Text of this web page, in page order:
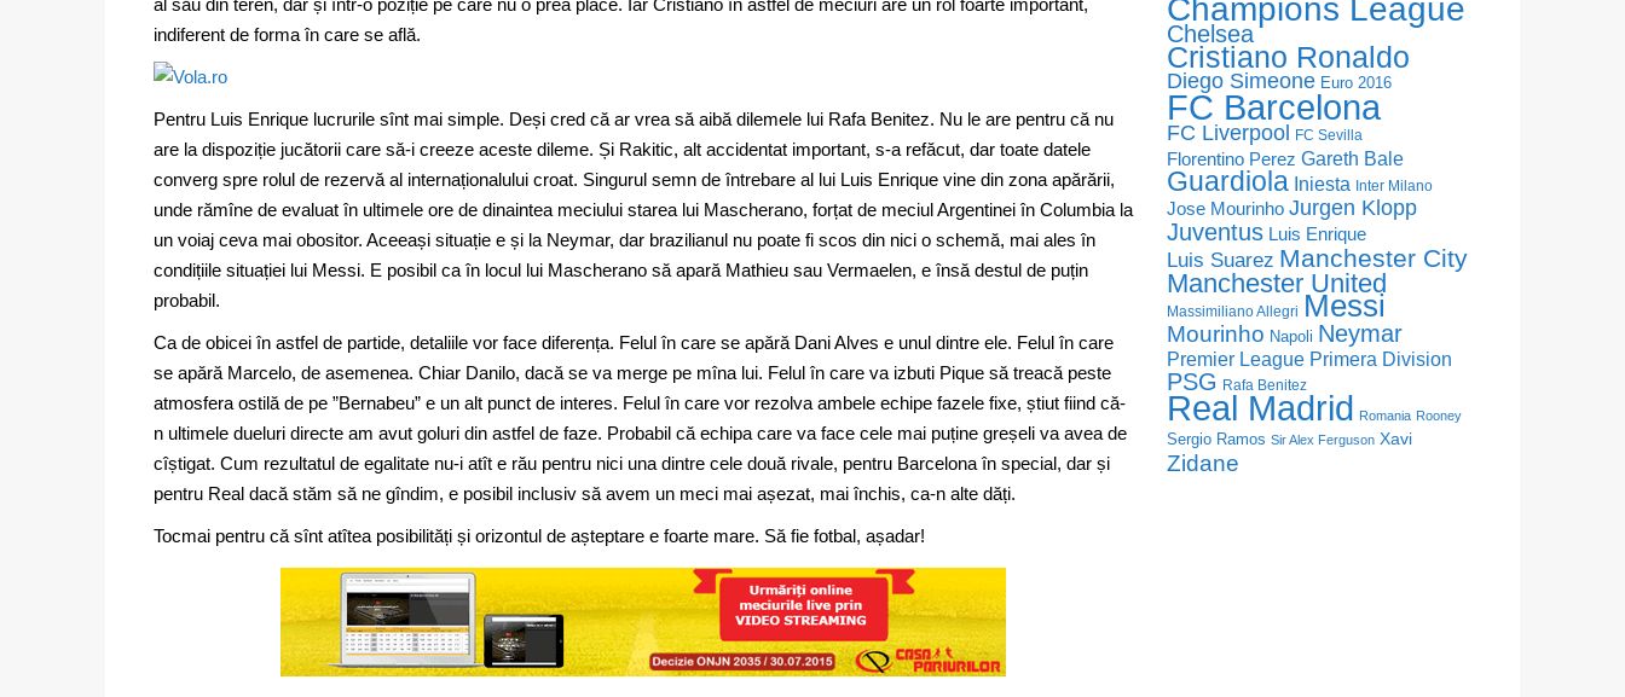
al său din teren, dar și într-o poziție pe care nu o prea place. Iar Cristiano în astfel de meciuri are un rol foarte important,
indiferent de forma în care se află.
Pentru Luis Enrique lucrurile sînt mai simple. Deși cred că ar vrea să aibă dilemele lui Rafa Benitez. Nu le are pentru că nu
are la dispoziție jucătorii care să-i creeze aceste dileme. Și Rakitic, alt accidentat important, s-a refăcut, dar toate datele
converg spre rolul de rezervă al internaționalului croat. Singurul semn de întrebare al lui Luis Enrique vine din zona apărării,
unde rămîne de evaluat în ultimele ore de dinaintea meciului starea lui Mascherano, forțat de meciul Argentinei în Columbia la
un voiaj ceva mai obositor. Aceeași situație e și la Neymar, dar brazilianul nu poate fi scos din nici o schemă, mai ales în
condițiile situației lui Messi. E posibil ca în locul lui Mascherano să apară Mathieu sau Vermaelen, e însă destul de puțin
probabil.
Ca de obicei în astfel de partide, detaliile vor face diferența. Felul în care se apără Dani Alves e unul dintre ele. Felul în care
se apără Marcelo, de asemenea. Chiar Danilo, dacă se va merge pe mîna lui. Felul în care va izbuti Pique să treacă peste
atmosfera ostilă de pe ”Bernabeu” e un alt punct de interes. Felul în care vor rezolva ambele echipe fazele fixe, știut fiind că-
n ultimele dueluri directe am avut goluri din astfel de faze. Probabil că echipa care va face cele mai puține greșeli va avea de
cîștigat. Cum rezultatul de egalitate nu-i atît e rău pentru nici una dintre cele două rivale, pentru Barcelona în special, dar și
pentru Real dacă stăm să ne gîndim, e posibil inclusiv să avem un meci mai așezat, mai închis, ca-n alte dăți.
Tocmai pentru că sînt atîtea posibilități și orizontul de așteptare e foarte mare. Să fie fotbal, așadar!
Champions League
Chelsea
Cristiano Ronaldo
Diego Simeone Euro 2016
FC Barcelona
FC Liverpool FC Sevilla
Florentino Perez Gareth Bale
Guardiola Iniesta Inter Milano
Jose Mourinho Jurgen Klopp
Juventus Luis Enrique
Luis Suarez Manchester City
Manchester United
Massimiliano Allegri Messi
Mourinho Napoli Neymar
Premier League Primera Division
PSG Rafa Benitez
Real Madrid Romania Rooney
Sergio Ramos Sir Alex Ferguson Xavi
Zidane